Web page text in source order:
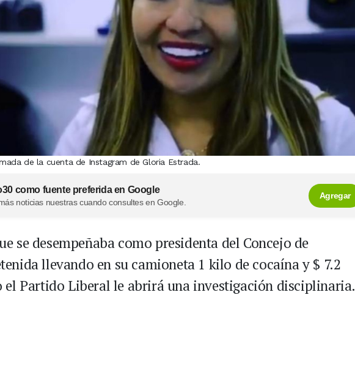
de la cuenta de Instagram de Gloria Estrada.
como fuente preferida en Google
noticias nuestras cuando consultes en Google.
Agregar
se desempeñaba como presidenta del Concejo de
llevando en su camioneta 1 kilo de cocaína y $ 7.2
el Partido Liberal le abrirá una investigación disciplinaria.